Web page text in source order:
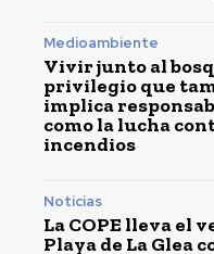
Medioambiente
Vivir junto al
privilegio que
implica
como la lucha
incendios
Noticias
La COPE lleva el
Playa de La Glea